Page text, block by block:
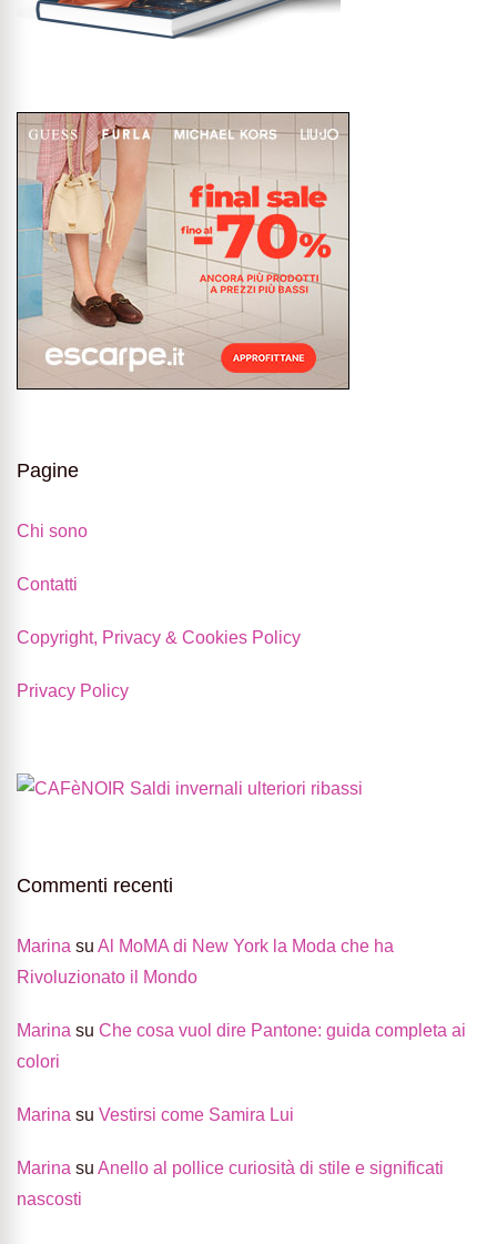
Pagine
Chi sono
Contatti
Copyright, Privacy & Cookies Policy
Privacy Policy
Commenti recenti
Marina su Al MoMA di New York la Moda che ha
Rivoluzionato il Mondo
Marina su Che cosa vuol dire Pantone: guida completa ai
colori
Marina su Vestirsi come Samira Lui
Marina su Anello al pollice curiosità di stile e significati
nascosti